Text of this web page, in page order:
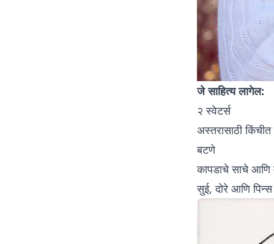
जे साहित्य लागेल:
२ स्वेटर्स
अस्तरासाठी
बटणे
कापडाचे साचे आणि
सुई, दोरे आणि पिन्स